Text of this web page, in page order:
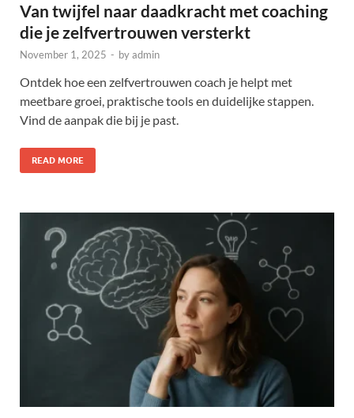
Van twijfel naar daadkracht met coaching
die je zelfvertrouwen versterkt
November 1, 2025 - byadmin
Ontdek hoe een zelfvertrouwen coach je helpt met
meetbare groei, praktische tools en duidelijke stappen.
Vind de aanpak die bij je past.
READ MORE